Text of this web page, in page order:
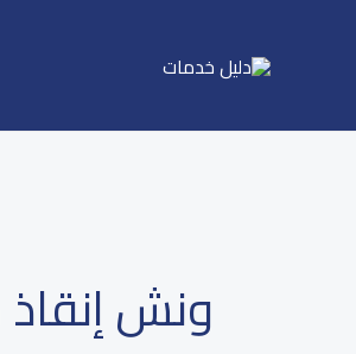
ونش